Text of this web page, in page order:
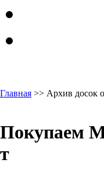
Главная >> Архив досок
Покупаем
т